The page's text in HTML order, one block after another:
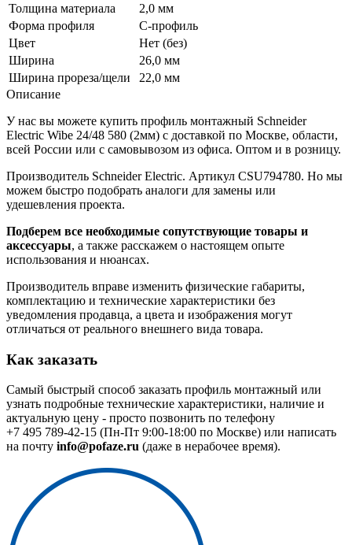
Толщина материала
2,0 мм
Форма профиля
С-профиль
Цвет
Нет (без)
Ширина
26,0 мм
Ширина прореза/щели
22,0 мм
Описание
У нас вы можете купить профиль монтажный Schneider
Electric Wibe 24/48 580 (2мм) с доставкой по Москве, области,
всей России или с самовывозом из офиса. Оптом и в розницу.
Производитель Schneider Electric. Артикул CSU794780. Но мы
можем быстро подобрать аналоги для замены или
удешевления проекта.
Подберем все необходимые сопутствующие товары и
аксессуары, а также расскажем о настоящем опыте
использования и нюансах.
Производитель вправе изменить физические габариты,
комплектацию и технические характеристики без
уведомления продавца, а цвета и изображения могут
отличаться от реального внешнего вида товара.
Как заказать
Самый быстрый способ заказать профиль монтажный или
узнать подробные технические характеристики, наличие и
актуальную цену - просто позвонить по телефону
+7 495 789-42-15 (Пн-Пт 9:00-18:00 по Москве) или написать
на почту info@pofaze.ru (даже в нерабочее время).